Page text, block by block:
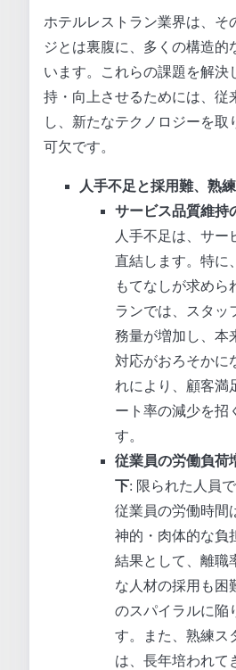
ホテルレストラン業界は、そ
ジとは裏腹に、多くの構造的
います。これらの課題を解決
持・向上させるためには、従
し、新たなテクノロジーを取
可欠です。
人手不足と採用難、熟
サービス品質維持
人手不足は、サー
直結します。特に
もてなしが求めら
ランでは、スタッ
務量が増加し、本
対応がおろそかに
れにより、顧客満
ート率の減少を招
す。
従業員の労働負荷
下: 限られた人員
従業員の労働時間
神的・肉体的な負
結果として、離職
な人材の採用も困
のスパイラルに陥
す。また、熟練ス
は、長年培われて